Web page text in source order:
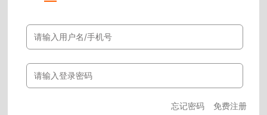
忘记密码 免费注册